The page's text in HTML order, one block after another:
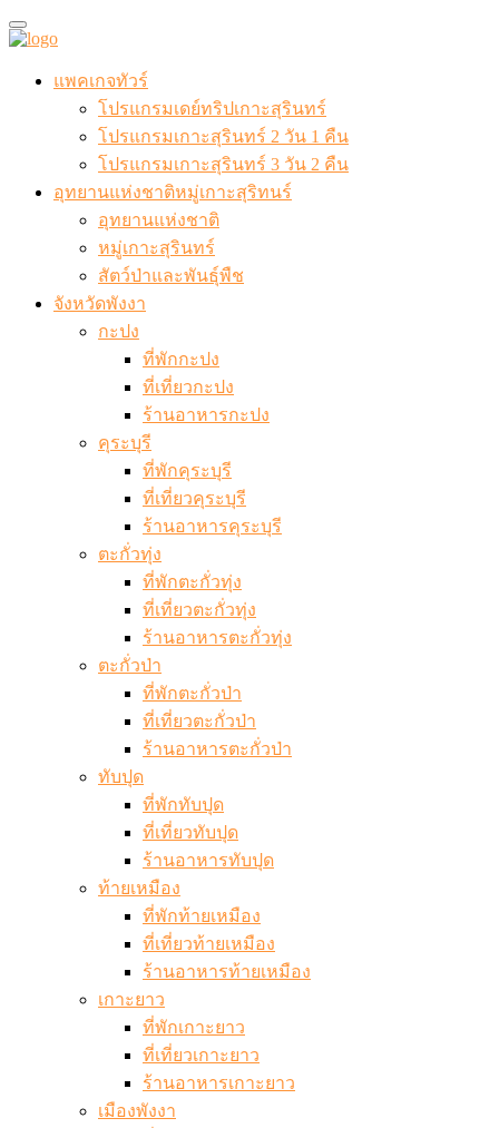
แพคเกจทัวร์
โปรแกรมเดย์ทริปเกาะสุรินทร์
โปรแกรมเกาะสุรินทร์ 2 วัน 1 คืน
โปรแกรมเกาะสุรินทร์ 3 วัน 2 คืน
อุทยานแห่งชาติหมู่เกาะสุริทนร์
อุทยานแห่งชาติ
หมู่เกาะสุรินทร์
สัตว์ป่าและพันธุ์พืช
จังหวัดพังงา
กะปง
ที่พักกะปง
ที่เที่ยวกะปง
ร้านอาหารกะปง
คุระบุรี
ที่พักคุระบุรี
ที่เที่ยวคุระบุรี
ร้านอาหารคุระบุรี
ตะกั่วทุ่ง
ที่พักตะกั่วทุ่ง
ที่เที่ยวตะกั่วทุ่ง
ร้านอาหารตะกั่วทุ่ง
ตะกั่วป่า
ที่พักตะกั่วป่า
ที่เที่ยวตะกั่วป่า
ร้านอาหารตะกั่วป่า
ทับปุด
ที่พักทับปุด
ที่เที่ยวทับปุด
ร้านอาหารทับปุด
ท้ายเหมือง
ที่พักท้ายเหมือง
ที่เที่ยวท้ายเหมือง
ร้านอาหารท้ายเหมือง
เกาะยาว
ที่พักเกาะยาว
ที่เที่ยวเกาะยาว
ร้านอาหารเกาะยาว
เมืองพังงา